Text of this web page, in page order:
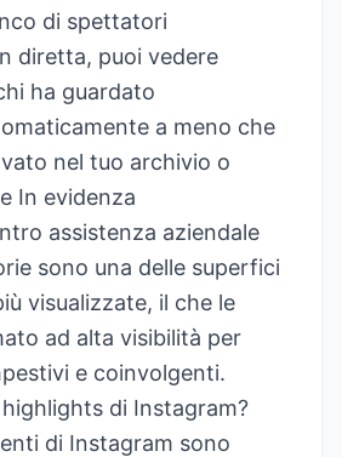
di spettatori
diretta, puoi vedere
ha guardato
a meno che
nel tuo archivio o
In evidenza
assistenza aziendale
sono una delle superfici
visualizzate, il che le
ad alta visibilità per
e coinvolgenti.
di Instagram?
di Instagram sono